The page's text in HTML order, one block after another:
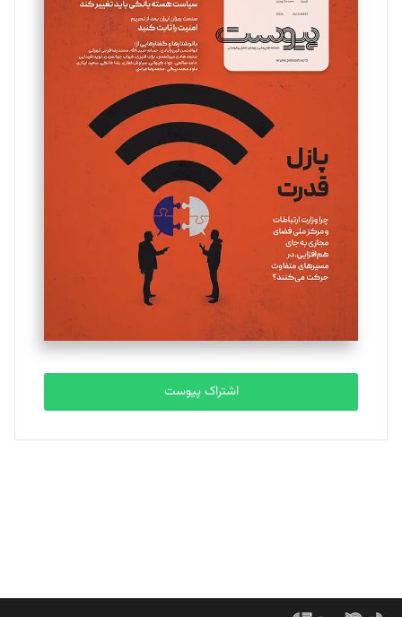
تحریریه
مینا پاکدل
یسنا امان‌پور
تحریریه
ملینا جعفری
تحریریه
مصطفی مسجدی آرانی
تحریریه
بابک نقاش
تحریریه
اشتراک پیوست